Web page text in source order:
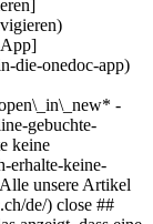
die-onedoc-app)